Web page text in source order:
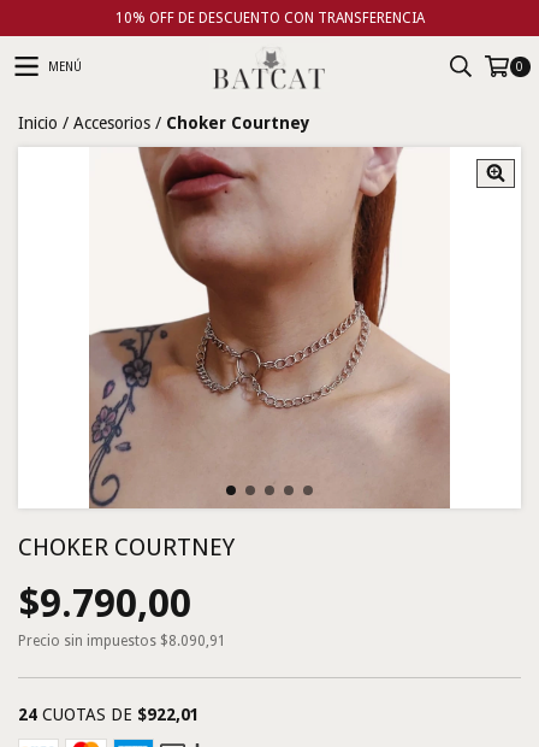
10% OFF DE DESCUENTO CON TRANSFERENCIA
MENÚ 0
Inicio / Accesorios / Choker Courtney
CHOKER COURTNEY
$9.790,00
Precio sin impuestos $8.090,91
24 CUOTAS DE $922,01